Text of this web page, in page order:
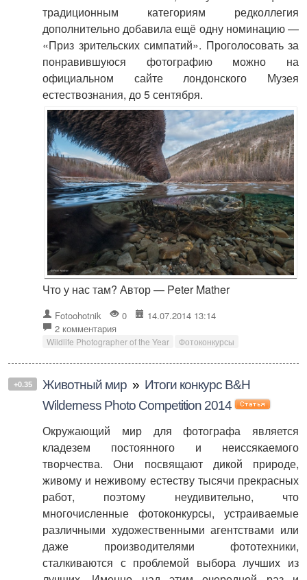
традиционным категориям редколлегия
дополнительно добавила ещё одну номинацию —
«Приз зрительских симпатий». Проголосовать за
понравившуюся фотографию можно на
официальном сайте лондонского Музея
естествознания, до 5 сентября.
Что у нас там? Автор — Peter Mather
Fotoohotnik 0
14.07.2014 13:14
2 комментария
Wildlife Photographer of the Year Фотоконкурсы
+0.35 Животный мир » Итоги конкурс B&H
Wilderness Photo Competition 2014
Окружающий мир для фотографа является
кладезем постоянного и неиссякаемого
творчества. Они посвящают дикой природе,
живому и неживому естеству тысячи прекрасных
работ, поэтому неудивительно, что
многочисленные фотоконкурсы, устраиваемые
различными художественными агентствами или
даже производителями фототехники,
сталкиваются с проблемой выбора лучших из